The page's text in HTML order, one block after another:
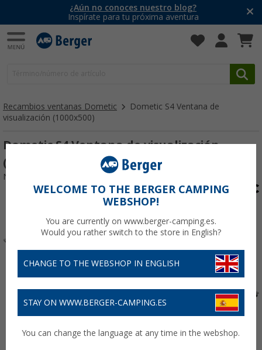
¿Aún no conoces nuestro blog?
Inspírate para tu próxima aventura
Recambios ventanas Dometic
Dometic S4 Ventana de
visualización (1000x500)
Dometic S4 Ventana de visualización
(1000x500)
Nº de artículo 116063
WELCOME TO THE BERGER CAMPING
WEBSHOP!
You are currently on www.berger-camping.es.
Would you rather switch to the store in English?
CHANGE TO THE WEBSHOP IN ENGLISH
STAY ON WWW.BERGER-CAMPING.ES
You can change the language at any time in the webshop.